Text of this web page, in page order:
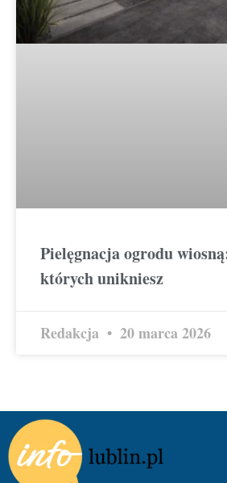
Pielęgnacja ogrodu
których unikniesz
Redakcja 20 marca 2026